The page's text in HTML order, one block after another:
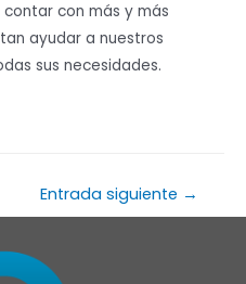
con más y más
ayudar a nuestros
sus necesidades.
Entrada siguiente →